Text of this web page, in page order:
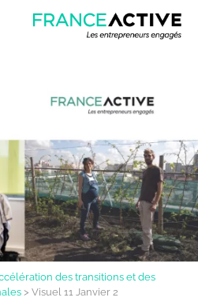
des transitions et des
> Visuel 11 Janvier 2